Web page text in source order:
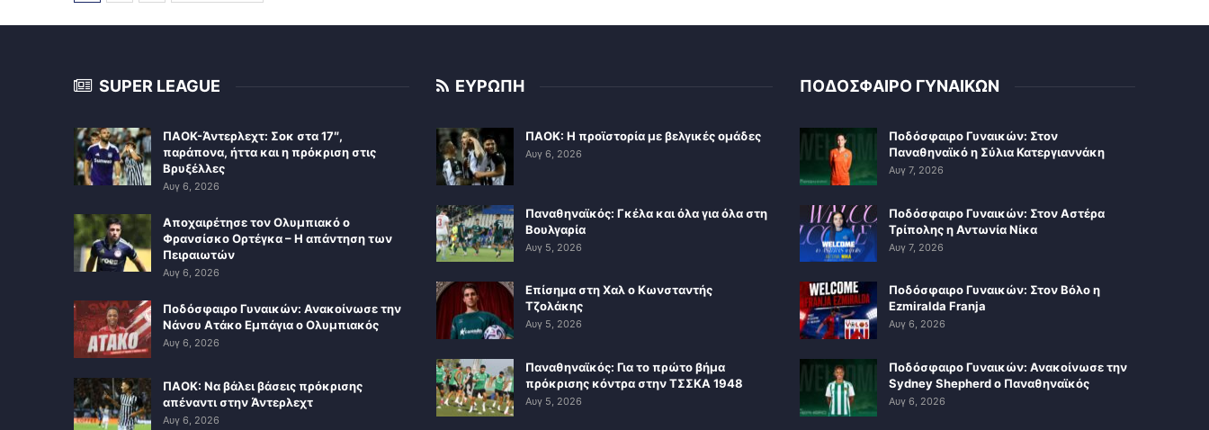
SUPER LEAGUE
ΠΑΟΚ-Άντερλεχτ: Σοκ στα 17″,
παράπονα, ήττα και η πρόκριση στις
Βρυξέλλες
Αυγ 6, 2026
Αποχαιρέτησε τον Ολυμπιακό ο
Φρανσίσκο Ορτέγκα – Η απάντηση των
Πειραιωτών
Αυγ 6, 2026
Ποδόσφαιρο Γυναικών: Ανακοίνωσε την
Νάνσυ Ατάκο Εμπάγια ο Ολυμπιακός
Αυγ 6, 2026
ΠΑΟΚ: Να βάλει βάσεις πρόκρισης
απέναντι στην Άντερλεχτ
Αυγ 6, 2026
ΕΥΡΩΠΗ
ΠΑΟΚ: Η προϊστορία με βελγικές ομάδες
Αυγ 6, 2026
Παναθηναϊκός: Γκέλα και όλα για όλα στη
Βουλγαρία
Αυγ 5, 2026
Επίσημα στη Χαλ ο Κωνσταντής
Τζολάκης
Αυγ 5, 2026
Παναθηναϊκός: Για το πρώτο βήμα
πρόκρισης κόντρα στην ΤΣΣΚΑ 1948
Αυγ 5, 2026
ΠΟΔΟΣΦΑΙΡΟ ΓΥΝΑΙΚΩΝ
Ποδόσφαιρο Γυναικών: Στον
Παναθηναϊκό η Σύλια Κατεργιαννάκη
Αυγ 7, 2026
Ποδόσφαιρο Γυναικών: Στον Αστέρα
Τρίπολης η Αντωνία Νίκα
Αυγ 7, 2026
Ποδόσφαιρο Γυναικών: Στον Βόλο η
Ezmiralda Franja
Αυγ 6, 2026
Ποδόσφαιρο Γυναικών: Ανακοίνωσε την
Sydney Shepherd ο Παναθηναϊκός
Αυγ 6, 2026